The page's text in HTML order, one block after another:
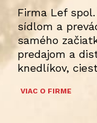
Firma Lef
sídlom a
samého
predajom a
knedlíkov,
VIAC O FIRME